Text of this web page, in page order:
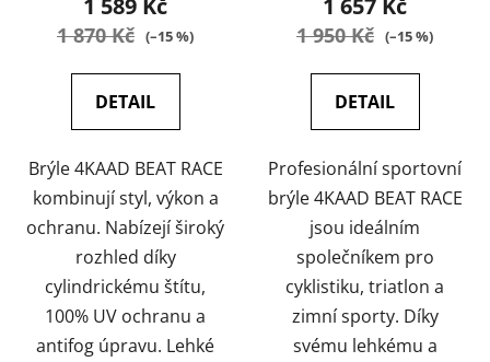
1 589 Kč
1 870 Kč (–15 %)
DETAIL
Brýle 4KAAD BEAT RACE
kombinují styl, výkon a
ochranu. Nabízejí široký
rozhled díky
cylindrickému štítu,
100% UV ochranu a
antifog úpravu. Lehké
1 657 Kč
1 950 Kč (–15 %)
DETAIL
Profesionální sportovní
brýle 4KAAD BEAT RACE
jsou ideálním
společníkem pro
cyklistiku, triatlon a
zimní sporty. Díky
svému lehkému a